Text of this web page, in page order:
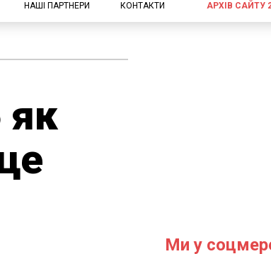
НАШІ ПАРТНЕРИ КОНТАКТИ АРХІВ САЙТУ
Ми у